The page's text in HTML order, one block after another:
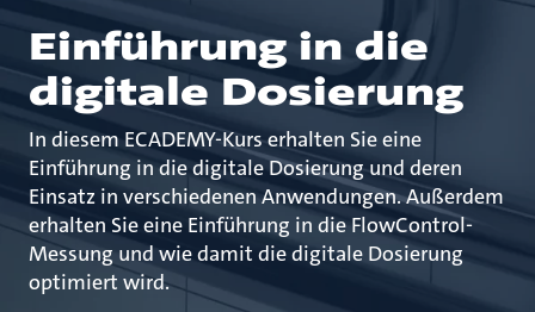
Einführung in die
digitale Dosierung
In diesem ECADEMY-Kurs erhalten Sie eine
Einführung in die digitale Dosierung und deren
Einsatz in verschiedenen Anwendungen. Außerdem
erhalten Sie eine Einführung in die FlowControl-
Messung und wie damit die digitale Dosierung
optimiert wird.